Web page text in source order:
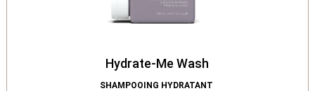
Hydrate-Me Wash
SHAMPOOING HYDRATANT